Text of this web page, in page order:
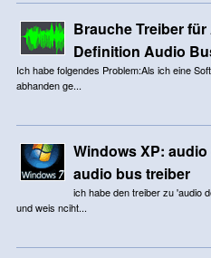
Brauche Treiber
Definition Audio
Ich habe folgendes Problem:Als ich eine
abhanden ge...
Windows XP:
audio bus treiber
ich habe den treiber zu 'audio
und weis nciht...